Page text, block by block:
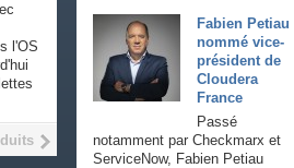
Fabien Petiau
nommé vice-
président de
Cloudera
France
Passé
notamment par Checkmarx et
ServiceNow, Fabien Petiau
l'OS